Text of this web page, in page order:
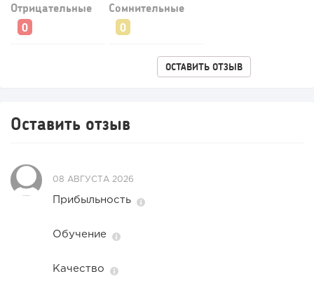
Конференции августа 2026: лучшие мероприятия месяца
для бизнеса,...
Отрицательные Сомнительные
ОСТАВИТЬ ОТЗЫВ
Оставить отзыв
08 АВГУСТА 2026
Прибыльность
Обучение
Качество